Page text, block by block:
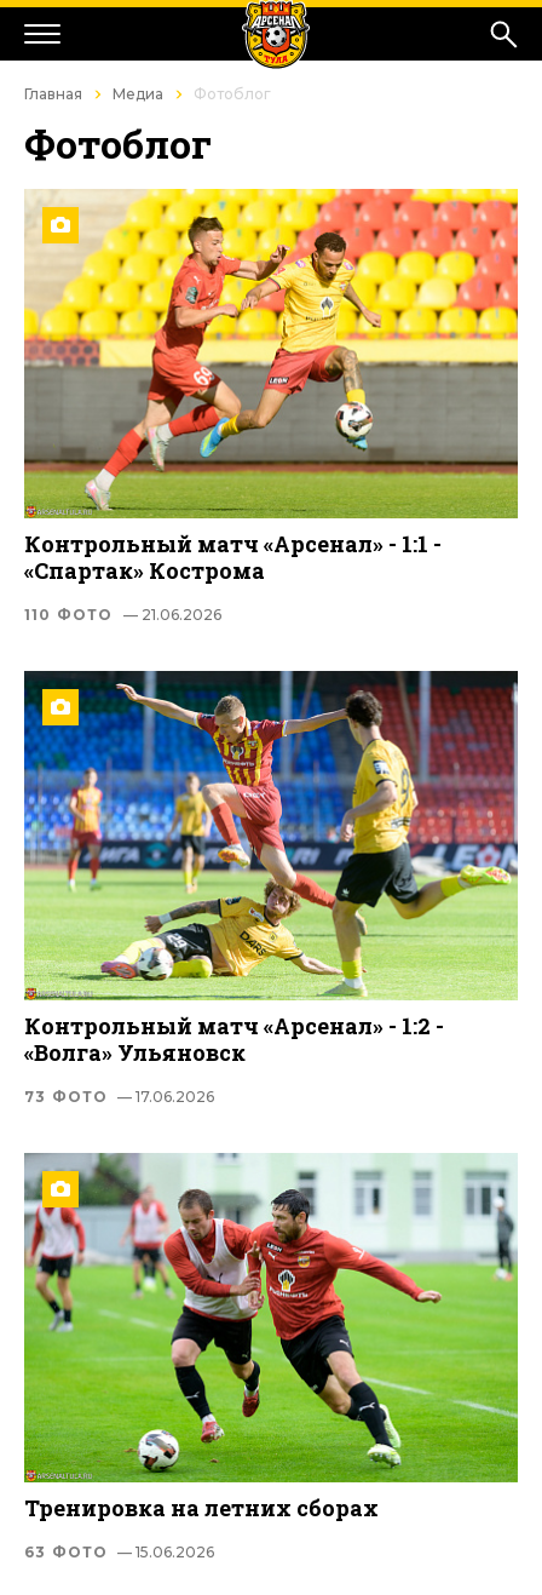
Главная Медиа Фотоблог
Фотоблог
Контрольный матч «Арсенал» - 1:1 -
«Спартак» Кострома
110 ФОТО — 21.06.2026
Контрольный матч «Арсенал» - 1:2 -
«Волга» Ульяновск
73 ФОТО — 17.06.2026
Тренировка на летних сборах
63 ФОТО — 15.06.2026